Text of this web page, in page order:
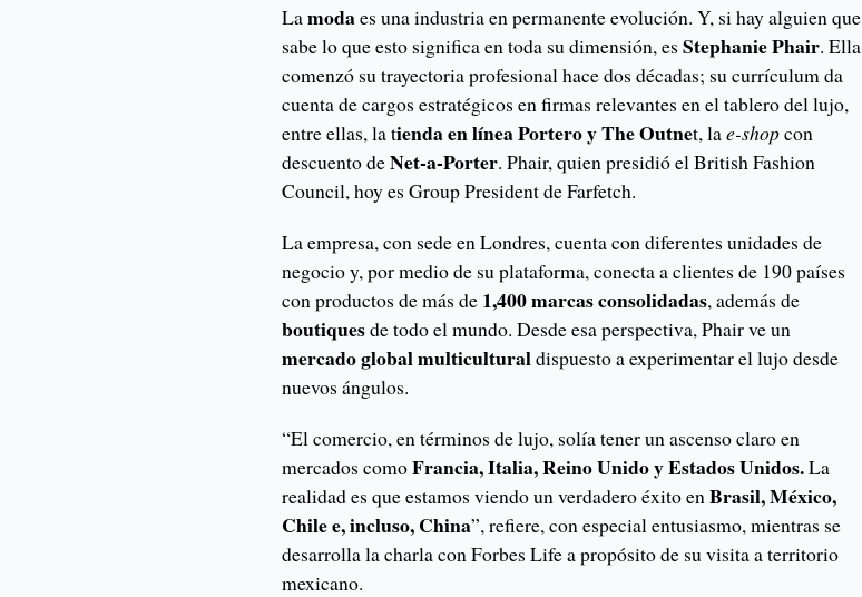
Lamodaes una industria en permanente evolución. Y, si hay alguien que
sabe lo que esto significa en toda su dimensión, esStephanie Phair. Ella
comenzó su trayectoria profesional hace dos décadas; su currículum da
cuenta de cargos estratégicos en firmas relevantes en el tablero del lujo,
entre ellas, la tienda en línea Portero y The Outnet, lae-shopcon
descuento deNet-a-Porter. Phair, quien presidió el British Fashion
Council, hoy es Group President de Farfetch.
La empresa, con sede en Londres, cuenta con diferentes unidades de
negocio y, por medio de su plataforma, conecta a clientes de 190 países
con productos de más de 1,400 marcas consolidadas, además de
boutiquesde todo el mundo. Desde esa perspectiva, Phair ve un
mercado global multiculturaldispuesto a experimentar el lujo desde
nuevos ángulos.
“El comercio, en términos de lujo, solía tener un ascenso claro en
mercados comoFrancia, Italia, Reino Unido y Estados Unidos.La
realidad es que estamos viendo un verdadero éxito en Brasil, México,
Chile e, incluso, China”, refiere, con especial entusiasmo, mientras se
desarrolla la charla con Forbes Life a propósito de su visita a territorio
mexicano.